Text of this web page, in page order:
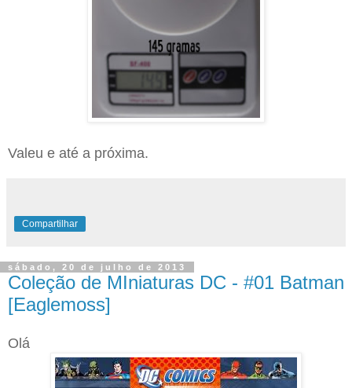
Valeu e até a próxima.
Compartilhar
sábado, 20 de julho de 2013
Coleção de MIniaturas DC - #01 Batman
[Eaglemoss]
Olá